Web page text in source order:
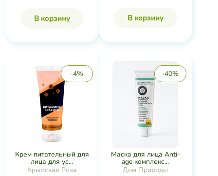
В корзину В корзину
-4%
Крем питательный для
лица для ус...
Крымская Роза
-40%
Маска для лица Anti-
age комплекс...
Дом Природы